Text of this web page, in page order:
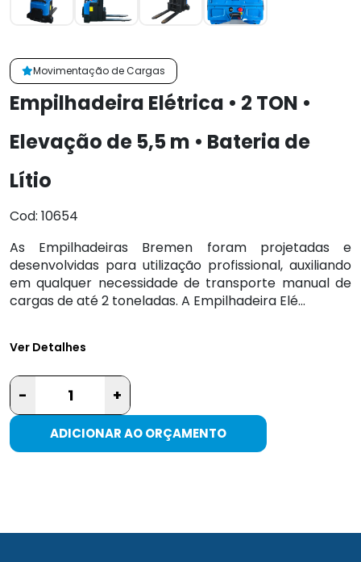
Movimentação de Cargas
Empilhadeira Elétrica • 2 TON •
Elevação de 5,5 m • Bateria de
Lítio
Cod: 10654
As Empilhadeiras Bremen foram projetadas e
desenvolvidas para utilização profissional, auxiliando
em qualquer necessidade de transporte manual de
cargas de até 2 toneladas. A Empilhadeira Elé...
Ver Detalhes
- +
ADICIONAR AO ORÇAMENTO